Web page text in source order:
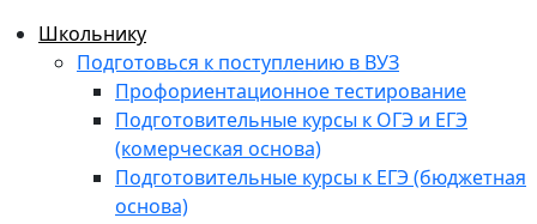
Школьнику
Подготовься к поступлению в ВУЗ
Профориентационное тестирование
Подготовительные курсы к ОГЭ и ЕГЭ
(комерческая основа)
Подготовительные курсы к ЕГЭ (бюджетная
основа)